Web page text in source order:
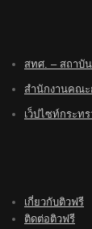
สทศ. – สถาบั
สำนักงานคณ
เว็ปไซท์กระท
เกี่ยวกับติวฟรี
ติดต่อติวฟรี